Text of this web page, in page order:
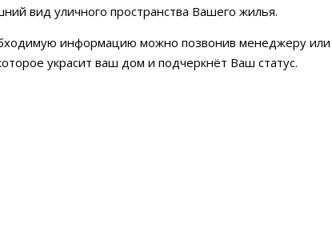
вид уличного пространства Вашего жилья.
информацию можно позвонив менеджеру или
украсит ваш дом и подчеркнёт Ваш статус.